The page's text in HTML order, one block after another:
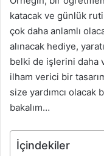
katacak ve günlük
çok daha anlamlı
alınacak hediye,
belki de işlerini daha
ilham verici bir
size yardımcı olacak
bakalım…
İçindekiler